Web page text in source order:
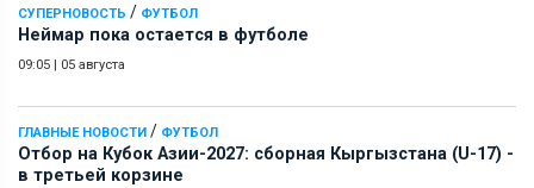
СУПЕРНОВОСТЬ / ФУТБОЛ
Неймар пока остается в футболе
09:05 | 05 августа
ГЛАВНЫЕ НОВОСТИ / ФУТБОЛ
Отбор на Кубок Азии-2027: сборная Кыргызстана (U-17) -
в третьей корзине